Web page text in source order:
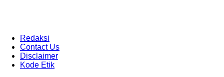
Redaksi
Contact Us
Disclaimer
Kode Etik